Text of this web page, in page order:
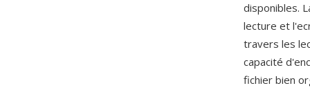
disponibles.
lecture et
travers les
capacité
fichier bien